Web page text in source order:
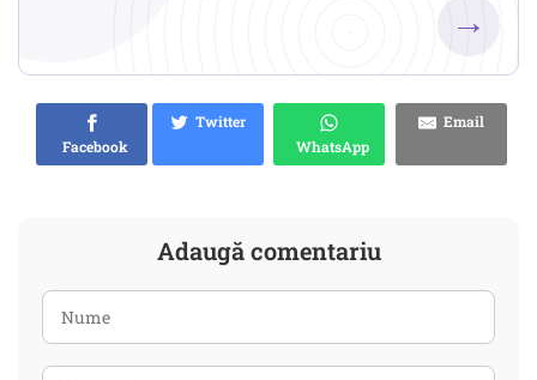
→
Facebook
Twitter
WhatsApp
Email
Adaugă comentariu